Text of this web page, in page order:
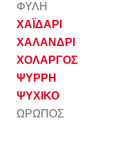
ΦΥΛΗ
ΧΑΪΔΑΡΙ
ΧΑΛΑΝΔΡΙ
ΧΟΛΑΡΓΟΣ
ΨΥΡΡΗ
ΨΥΧΙΚΟ
ΩΡΩΠΟΣ